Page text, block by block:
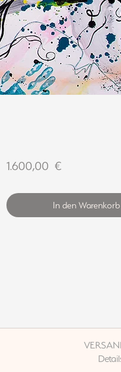
1.600,00 €Preis
In den Warenkorb